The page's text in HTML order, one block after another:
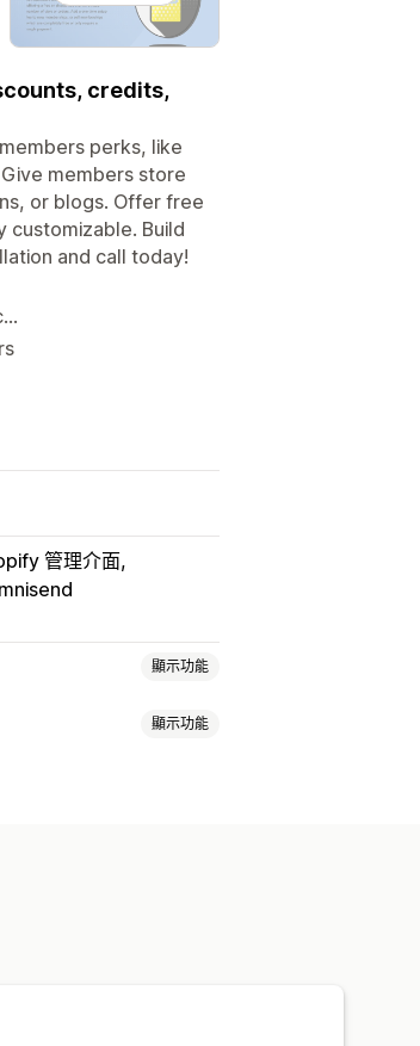
credits,
perks, like
members store
or blogs. Offer free
customizable. Build
and call today!
管理介面
顯示功能
顯示功能